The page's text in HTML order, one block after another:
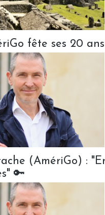
fête ses 20
(AmériGo) :
🔑